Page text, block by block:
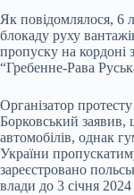
Як повідомлялося, 6
блокаду руху
пропуску на кордоні
“Гребенне-Рава
Організатор
Борковський заявив,
автомобілів, однак
України
зареєстровано
влади до 3 січня 2024